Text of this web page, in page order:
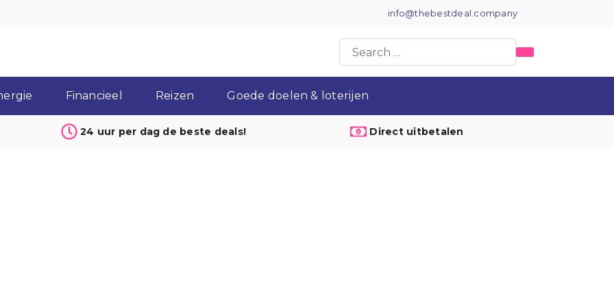
info@thebestdeal.company
Financieel Reizen Goede doelen & loterijen
24 uur per dag de beste deals! Direct uitbetalen